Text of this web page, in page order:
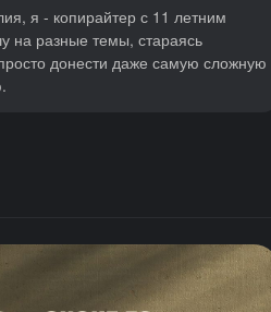
я - копирайтер с 11 летним
на разные темы, стараясь
донести даже самую сложную